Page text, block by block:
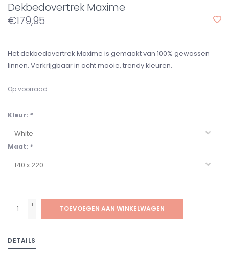
Dekbedovertrek Maxime
€179,95
Het dekbedovertrek Maxime is gemaakt van 100% gewassen
linnen. Verkrijgbaar in acht mooie, trendy kleuren.
Op voorraad
Kleur: *
Maat: *
+
-
TOEVOEGEN AAN WINKELWAGEN
DETAILS